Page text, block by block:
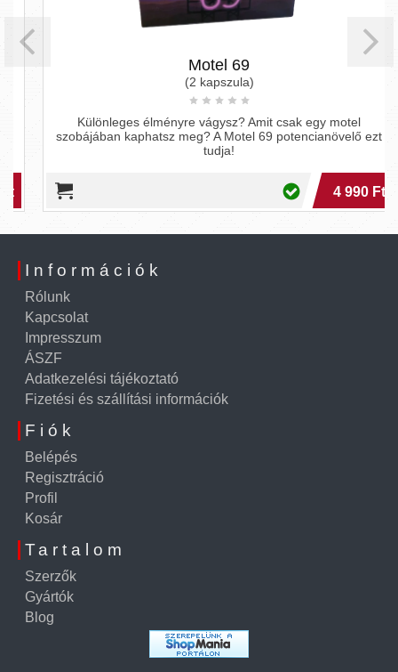
Motel 69
(2 kapszula)
Különleges élményre vágysz? Amit csak egy motel
szobájában kaphatsz meg? A Motel 69 potencianövelő ezt
tudja!
4 990 Ft
Információk
Rólunk
Kapcsolat
Impresszum
ÁSZF
Adatkezelési tájékoztató
Fizetési és szállítási információk
Fiók
Belépés
Regisztráció
Profil
Kosár
Tartalom
Szerzők
Gyártók
Blog